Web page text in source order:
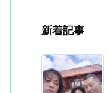
新着記事